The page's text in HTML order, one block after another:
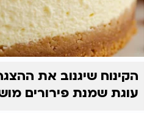
הקינוח שיגנוב את
עוגת שמנת פירורים